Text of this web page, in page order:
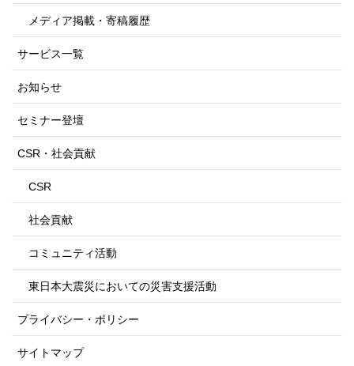
メディア掲載・寄稿履歴
サービス一覧
お知らせ
セミナー登壇
CSR・社会貢献
CSR
社会貢献
コミュニティ活動
東日本大震災においての災害支援活動
プライバシー・ポリシー
サイトマップ